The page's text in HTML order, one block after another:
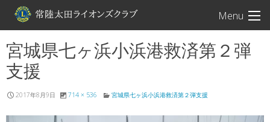
Menu
常陸太田ライオン
宮城県七ヶ浜小浜港救済第２弾
支援
2017年8月9日 714 × 536 宮城県七ヶ浜小浜港救済第２弾支援